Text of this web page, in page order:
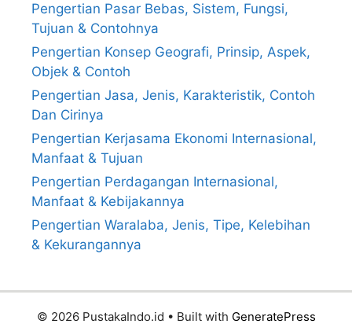
Pengertian Pasar Bebas, Sistem, Fungsi,
Tujuan & Contohnya
Pengertian Konsep Geografi, Prinsip, Aspek,
Objek & Contoh
Pengertian Jasa, Jenis, Karakteristik, Contoh
Dan Cirinya
Pengertian Kerjasama Ekonomi Internasional,
Manfaat & Tujuan
Pengertian Perdagangan Internasional,
Manfaat & Kebijakannya
Pengertian Waralaba, Jenis, Tipe, Kelebihan
& Kekurangannya
© 2026 PustakaIndo.id • Built with GeneratePress